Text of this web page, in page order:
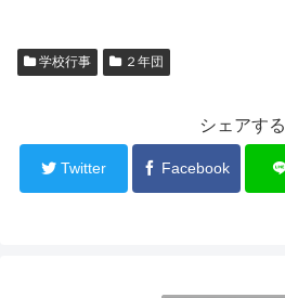
学校行事 ２年団
シェアする
Twitter Facebook